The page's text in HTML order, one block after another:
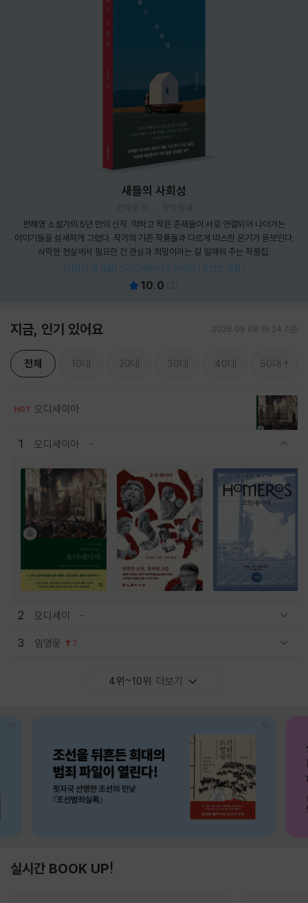
새들의 사회성
편혜영 소설가의 5년 만의 신작. 약하고 작은 존재들이 서로 연결되어 나아가는
이야기들을 섬세하게 그렸다. 작가의 기존 작품들과 다르게 따스한 온기가 돋보인다.
삭막한 현실에서 필요한 건 관심과 희망이라는 걸 일깨워 주는 작품집.
[이달의 책 8월] 산리오캐릭터즈 유리컵 (포인트 차감)
10.0
지금, 인기 있어요 2026.08.08 15:24 기준
전체 10대 20대 30대 40대 50대
HOT 오디세이아
1 오디세이아
2 오디세이
3 임영웅 3
4위~10위 더보기
실시간 BOOK UP!